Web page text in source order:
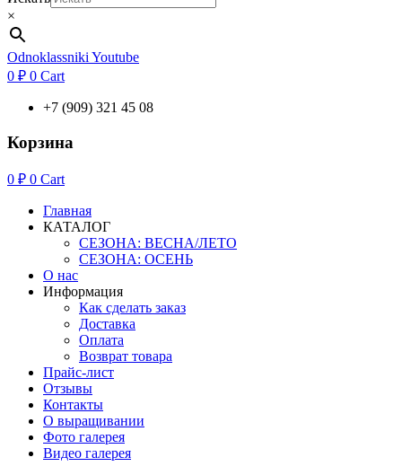
×
Odnoklassniki Youtube
0 ₽ 0 Cart
+7 (909) 321 45 08
Корзина
0 ₽ 0 Cart
Главная
КАТАЛОГ
СЕЗОНА: ВЕСНА/ЛЕТО
СЕЗОНА: ОСЕНЬ
О нас
Информация
Как сделать заказ
Доставка
Оплата
Возврат товара
Прайс-лист
Отзывы
Контакты
О выращивании
Фото галерея
Видео галерея